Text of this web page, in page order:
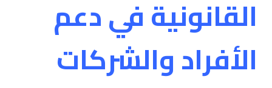
القانونية في دعم
الأفراد والشركات